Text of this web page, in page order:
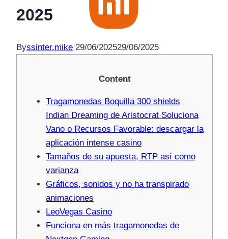
2025
Byssinter.mike 29/06/202529/06/2025
Content
Tragamonedas Boquilla 300 shields
Indian Dreaming de Aristocrat Soluciona
Vano o Recursos Favorable: descargar la
aplicación intense casino
Tamaños de su apuesta, RTP así­ como
varianza
Gráficos, sonidos y no ha transpirado
animaciones
LeoVegas Casino
Funciona en más tragamonedas de